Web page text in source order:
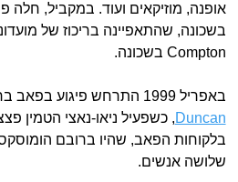
אופנה, מוזיקאים ועוד. במקביל, חלה
Compton בשכונה.
באפריל 1999 התרחש פיגוע בפאב ברחוב זה בשם
Duncan, כשפעיל ניאו-נאצי הטמין
בלקוחות הפאב, שהיו ברובם
שלושה אנשים.